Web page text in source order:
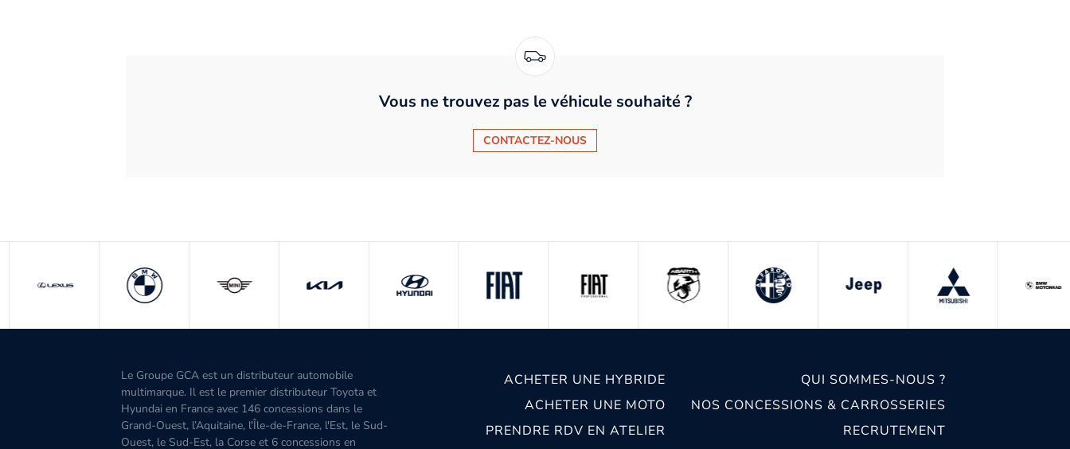
Vous ne trouvez pas le véhicule souhaité ?
CONTACTEZ-NOUS
Le Groupe GCA est un distributeur automobile
multimarque. Il est le premier distributeur Toyota et
Hyundai en France avec 146 concessions dans le
Grand-Ouest, l’Aquitaine, l'Île-de-France, l'Est, le Sud-
Ouest, le Sud-Est, la Corse et 6 concessions en
ACHETER UNE HYBRIDE
ACHETER UNE MOTO
PRENDRE RDV EN ATELIER
QUI SOMMES-NOUS ?
NOS CONCESSIONS & CARROSSERIES
RECRUTEMENT